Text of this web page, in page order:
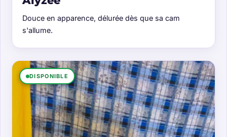
Douce en apparence, délurée dès que sa cam
s'allume.
DISPONIBLE